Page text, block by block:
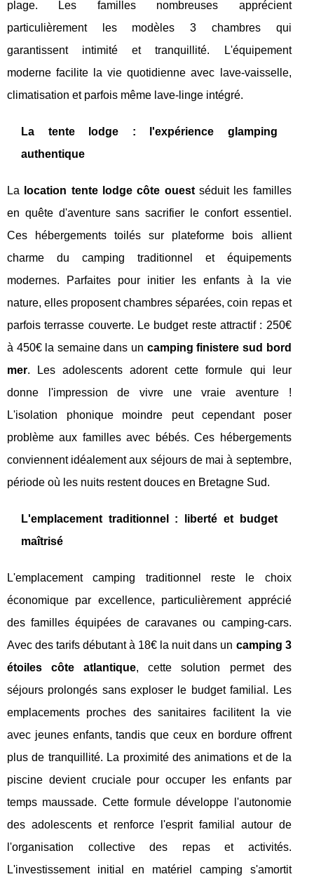
plage. Les familles nombreuses apprécient
particulièrement les modèles 3 chambres qui
garantissent intimité et tranquillité. L'équipement
moderne facilite la vie quotidienne avec lave-vaisselle,
climatisation et parfois même lave-linge intégré.
La tente lodge : l'expérience glamping
authentique
La location tente lodge côte ouestséduit les familles
en quête d'aventure sans sacrifier le confort essentiel.
Ces hébergements toilés sur plateforme bois allient
charme du camping traditionnel et équipements
modernes. Parfaites pour initier les enfants à la vie
nature, elles proposent chambres séparées, coin repas et
parfois terrasse couverte. Le budget reste attractif : 250€
à 450€ la semaine dans un camping finistere sud bord
mer. Les adolescents adorent cette formule qui leur
donne l'impression de vivre une vraie aventure !
L'isolation phonique moindre peut cependant poser
problème aux familles avec bébés. Ces hébergements
conviennent idéalement aux séjours de mai à septembre,
période où les nuits restent douces en Bretagne Sud.
L'emplacement traditionnel : liberté et budget
maîtrisé
L'emplacement camping traditionnel reste le choix
économique par excellence, particulièrement apprécié
des familles équipées de caravanes ou camping-cars.
Avec des tarifs débutant à 18€ la nuit dans un camping 3
étoiles côte atlantique, cette solution permet des
séjours prolongés sans exploser le budget familial. Les
emplacements proches des sanitaires facilitent la vie
avec jeunes enfants, tandis que ceux en bordure offrent
plus de tranquillité. La proximité des animations et de la
piscine devient cruciale pour occuper les enfants par
temps maussade. Cette formule développe l'autonomie
des adolescents et renforce l'esprit familial autour de
l'organisation collective des repas et activités.
L'investissement initial en matériel camping s'amortit